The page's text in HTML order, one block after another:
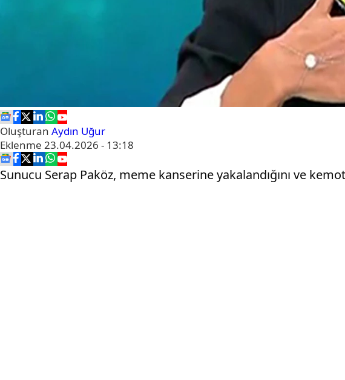
Oluşturan Aydın Uğur
Eklenme 23.04.2026 - 13:18
Sunucu Serap Paköz, meme kanserine yakalandığını ve